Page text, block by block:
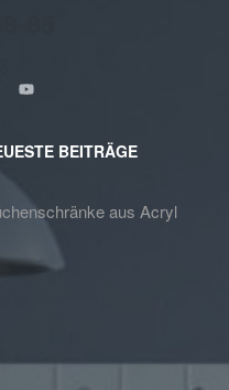
85
BEITRÄGE
aus Acryl